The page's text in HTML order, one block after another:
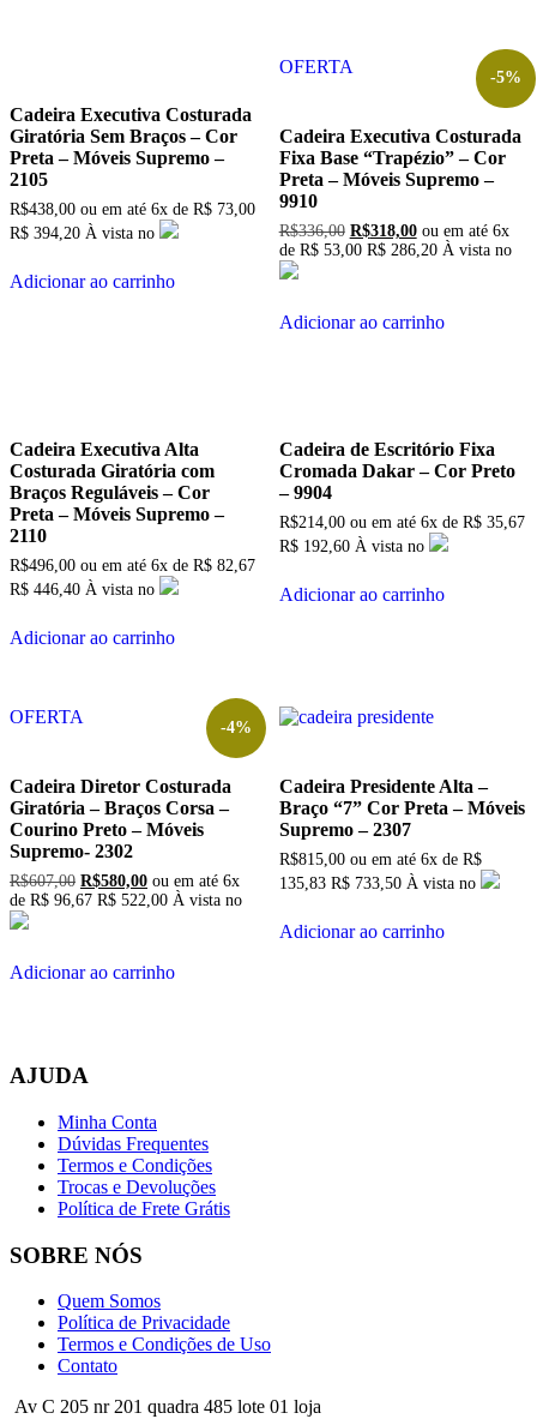
Cadeira Executiva Costurada
Giratória Sem Braços – Cor
Preta – Móveis Supremo –
2105
R$438,00 ou em até 6x de R$ 73,00
R$ 394,20 À vista no
Adicionar ao carrinho
-5%
OFERTA
Cadeira Executiva Costurada
Fixa Base “Trapézio” – Cor
Preta – Móveis Supremo –
9910
R$336,00 O
preço
R$318,00O
preço
ou em até 6x
de R$ 53,00 R$ 286,20 À vista no
Adicionar ao carrinho
Cadeira Executiva Alta
Costurada Giratória com
Braços Reguláveis – Cor
Preta – Móveis Supremo –
2110
R$496,00 ou em até 6x de R$ 82,67
R$ 446,40 À vista no
Adicionar ao carrinho
Cadeira de Escritório Fixa
Cromada Dakar – Cor Preto
– 9904
R$214,00 ou em até 6x de R$ 35,67
R$ 192,60 À vista no
Adicionar ao carrinho
-4%
OFERTA
Cadeira Diretor Costurada
Giratória – Braços Corsa –
Courino Preto – Móveis
Supremo- 2302
R$607,00 O
preço
R$580,00O
preço
ou em até 6x
de R$ 96,67 R$ 522,00 À vista no
Adicionar ao carrinho
Cadeira Presidente Alta –
Braço “7” Cor Preta – Móveis
Supremo – 2307
R$815,00 ou em até 6x de R$
135,83 R$ 733,50 À vista no
Adicionar ao carrinho
AJUDA
Minha Conta
Dúvidas Frequentes
Termos e Condições
Trocas e Devoluções
Política de Frete Grátis
SOBRE NÓS
Quem Somos
Política de Privacidade
Termos e Condições de Uso
Contato
Av C 205 nr 201 quadra 485 lote 01 loja